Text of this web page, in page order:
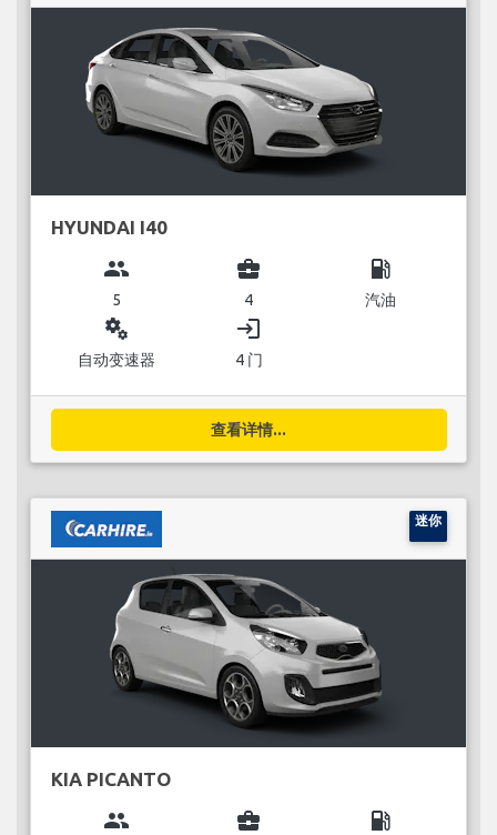
HYUNDAI I40
group
5
business_center
4
local_gas_station
汽油
miscellaneous_services
自动变速器
login
4 门
查看详情...
迷你
KIA PICANTO
group business_center local_gas_station